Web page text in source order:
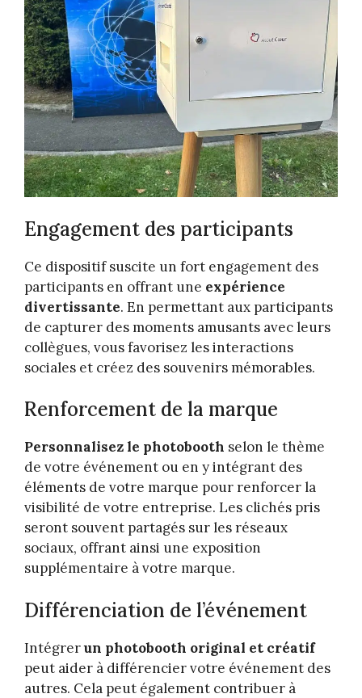
Engagement des participants
Ce dispositif suscite un fort engagement des
participants en offrant une expérience
divertissante. En permettant aux participants
de capturer des moments amusants avec leurs
collègues, vous favorisez les interactions
sociales et créez des souvenirs mémorables.
Renforcement de la marque
Personnalisez le photobooth selon le thème
de votre événement ou en y intégrant des
éléments de votre marque pour renforcer la
visibilité de votre entreprise. Les clichés pris
seront souvent partagés sur les réseaux
sociaux, offrant ainsi une exposition
supplémentaire à votre marque.
Différenciation de l’événement
Intégrerun photobooth original et créatif
peut aider à différencier votre événement des
autres. Cela peut également contribuer à